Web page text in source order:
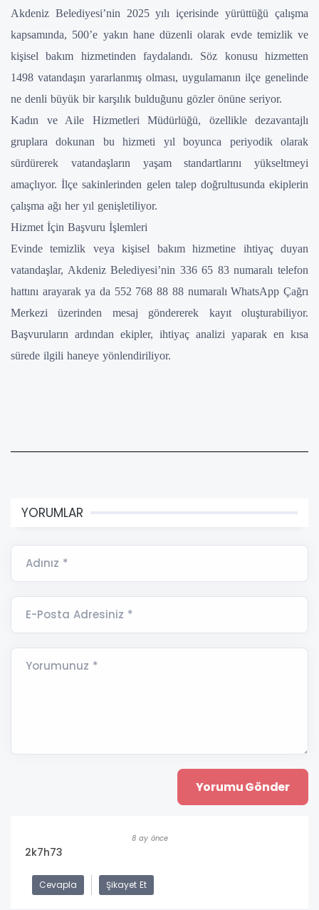
Akdeniz Belediyesi’nin 2025 yılı içerisinde yürüttüğü çalışma
kapsamında, 500’e yakın hane düzenli olarak evde temizlik ve
kişisel bakım hizmetinden faydalandı. Söz konusu hizmetten
1498 vatandaşın yararlanmış olması, uygulamanın ilçe genelinde
ne denli büyük bir karşılık bulduğunu gözler önüne seriyor.
Kadın ve Aile Hizmetleri Müdürlüğü, özellikle dezavantajlı
gruplara dokunan bu hizmeti yıl boyunca periyodik olarak
sürdürerek vatandaşların yaşam standartlarını yükseltmeyi
amaçlıyor. İlçe sakinlerinden gelen talep doğrultusunda ekiplerin
çalışma ağı her yıl genişletiliyor.
Hizmet İçin Başvuru İşlemleri
Evinde temizlik veya kişisel bakım hizmetine ihtiyaç duyan
vatandaşlar, Akdeniz Belediyesi’nin 336 65 83 numaralı telefon
hattını arayarak ya da 552 768 88 88 numaralı WhatsApp Çağrı
Merkezi üzerinden mesaj göndererek kayıt oluşturabiliyor.
Başvuruların ardından ekipler, ihtiyaç analizi yaparak en kısa
sürede ilgili haneye yönlendiriliyor.
YORUMLAR
Adınız *
E-Posta Adresiniz *
Yorumunuz *
8 ay önce
2k7h73
Cevapla Şikayet Et